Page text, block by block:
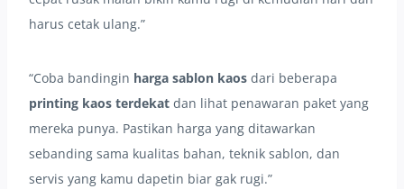
harus cetak ulang.”
“Coba bandingin harga sablon kaos dari beberapa
printing kaos terdekat dan lihat penawaran paket yang
mereka punya. Pastikan harga yang ditawarkan
sebanding sama kualitas bahan, teknik sablon, dan
servis yang kamu dapetin biar gak rugi.”